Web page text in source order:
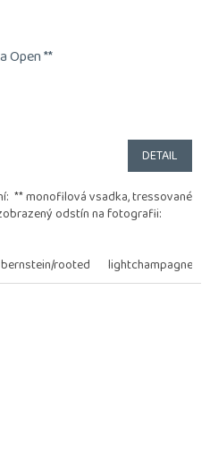
Open **
DETAIL
** monofilová vsadka, tressované
odstín na fotografii:
bernstein/rooted lightchampagne/